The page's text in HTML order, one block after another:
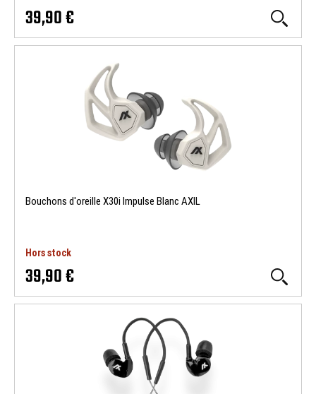
39,90 €
Bouchons d'oreille X30i Impulse Blanc AXIL
Hors stock
39,90 €